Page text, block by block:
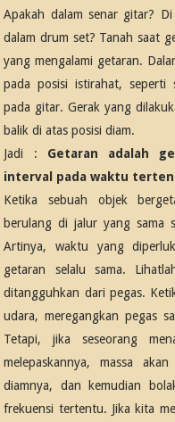
Apakah dalam senar gitar?
dalam drum set? Tanah saat
yang mengalami getaran.
pada posisi istirahat, seperti
pada gitar. Gerak yang
balik di atas posisi diam.
Jadi : Getaran adalah
interval pada waktu
Ketika sebuah objek
berulang di jalur yang sama
Artinya, waktu yang
getaran selalu sama.
ditangguhkan dari pegas.
udara, meregangkan pegas
Tetapi, jika seseorang
melepaskannya, massa
diamnya, dan kemudian
frekuensi tertentu. Jika kita